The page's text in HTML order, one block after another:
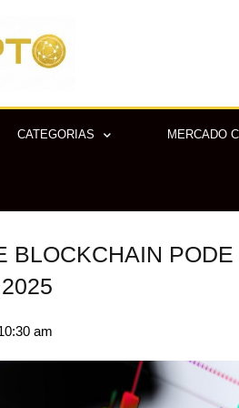
CATEGORIAS MERCADO
BLOCKCHAIN
am